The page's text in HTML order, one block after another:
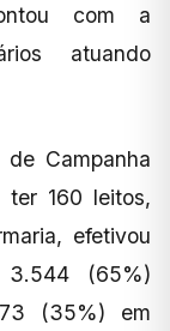
com a
atuando
Campanha
160 leitos,
efetivou
3.544 (65%)
(35%) em